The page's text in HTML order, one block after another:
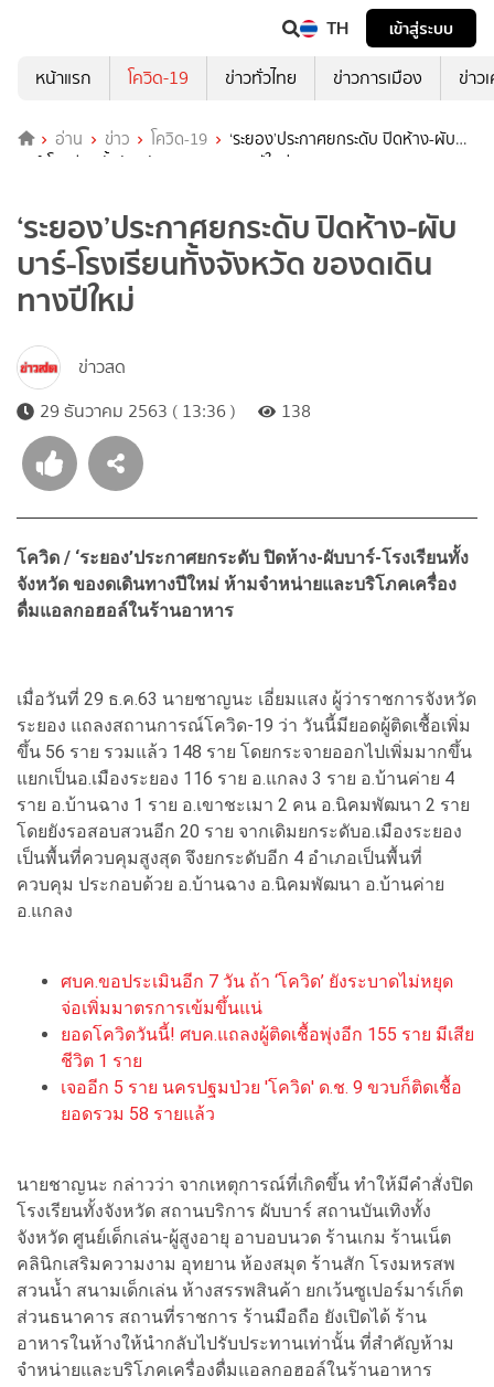
TH
เข้าสู่ระบบ
หน้าแรก
โควิด-19 ข่าวทั่วไทย ข่าวการเมือง ข่าว
อ่าน ข่าว โควิด-19
‘ระยอง’ประกาศยกระดับ ปิดห้าง-ผับ
บาร์-โรงเรียนทั้งจังหวัด ของดเดินทางปีใหม่
‘ระยอง’ประกาศยกระดับ ปิดห้าง-ผับ
บาร์-โรงเรียนทั้งจังหวัด ของดเดิน
ทางปีใหม่
ข่าวสด
29 ธันวาคม 2563 ( 13:36 )
138
โควิด / ‘ระยอง’ประกาศยกระดับ ปิดห้าง-ผับบาร์-โรงเรียนทั้ง
จังหวัด ของดเดินทางปีใหม่ ห้ามจำหน่ายและบริโภคเครื่อง
ดื่มแอลกอฮอล์ในร้านอาหาร
เมื่อวันที่ 29 ธ.ค.63 นายชาญนะ เอี่ยมแสง ผู้ว่าราชการจังหวัด
ระยอง แถลงสถานการณ์โควิด-19 ว่า วันนี้มียอดผู้ติดเชื้อเพิ่ม
ขึ้น 56 ราย รวมแล้ว 148 ราย โดยกระจายออกไปเพิ่มมากขึ้น
แยกเป็นอ.เมืองระยอง 116 ราย อ.แกลง 3 ราย อ.บ้านค่าย 4
ราย อ.บ้านฉาง 1 ราย อ.เขาชะเมา 2 คน อ.นิคมพัฒนา 2 ราย
โดยยังรอสอบสวนอีก 20 ราย จากเดิมยกระดับอ.เมืองระยอง
เป็นพื้นที่ควบคุมสูงสุด จึงยกระดับอีก 4 อำเภอเป็นพื้นที่
ควบคุม ประกอบด้วย อ.บ้านฉาง อ.นิคมพัฒนา อ.บ้านค่าย
อ.แกลง
ศบค.ขอประเมินอีก 7 วัน ถ้า ‘โควิด’ ยังระบาดไม่หยุด
จ่อเพิ่มมาตรการเข้มขึ้นแน่
ยอดโควิดวันนี้! ศบค.แถลงผู้ติดเชื้อพุ่งอีก 155 ราย มีเสีย
ชีวิต 1 ราย
เจออีก 5 ราย นครปฐมป่วย 'โควิด' ด.ช. 9 ขวบก็ติดเชื้อ
ยอดรวม 58 รายแล้ว
นายชาญนะ กล่าวว่า จากเหตุการณ์ที่เกิดขึ้น ทำให้มีคำสั่งปิด
โรงเรียนทั้งจังหวัด สถานบริการ ผับบาร์ สถานบันเทิงทั้ง
จังหวัด ศูนย์เด็กเล่น-ผู้สูงอายุ อาบอบนวด ร้านเกม ร้านเน็ต
คลินิกเสริมความงาม อุทยาน ห้องสมุด ร้านสัก โรงมหรสพ
สวนน้ำ สนามเด็กเล่น ห้างสรรพสินค้า ยกเว้นซูเปอร์มาร์เก็ต
ส่วนธนาคาร สถานที่ราชการ ร้านมือถือ ยังเปิดได้ ร้าน
อาหารในห้างให้นำกลับไปรับประทานเท่านั้น ที่สำคัญห้าม
จำหน่ายและบริโภคเครื่องดื่มแอลกอฮอล์ในร้านอาหาร